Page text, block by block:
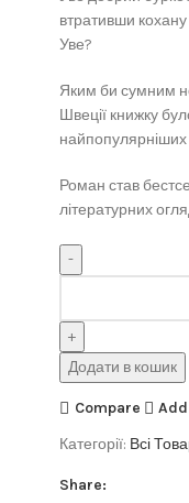
втративши
Уве?
Яким би сумним
Швеції книжку
найпопулярніших
Роман став
літературних
Додати в кошик
Compare
Категорії: Всі
Share: